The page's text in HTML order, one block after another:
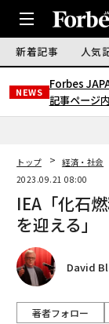
新着記事 人気
NEWS
Forbes
記事ページ
トップ 経済・社会
2023.09.21 08:00
IEA「化石
を迎える」
David
著者フォロー